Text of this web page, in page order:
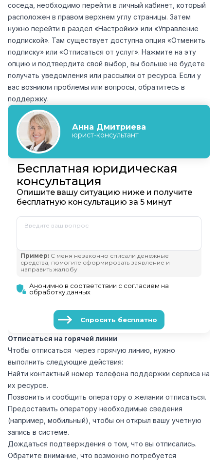
соседа, необходимо перейти в личный кабинет, который
расположен в правом верхнем углу страницы. Затем
нужно перейти в раздел «Настройки» или «Управление
подпиской». Там существует доступна опция «Отменить
подписку» или «Отписаться от услуг». Нажмите на эту
опцию и подтвердите свой выбор, вы больше не будете
получать уведомления или рассылки от ресурса. Если у
вас возникли проблемы или вопросы, обратитесь в
поддержку.
Отписаться на горячей линии
Чтобы отписаться через горячую линию, нужно
выполнить следующие действия:
Найти контактный номер телефона поддержки сервиса на
их ресурсе.
Позвонить и сообщить оператору о желании отписаться.
Предоставить оператору необходимые сведения
(например, мобильный), чтобы он открыл вашу учетную
запись в системе.
Дождаться подтверждения о том, что вы отписались.
Обратите внимание, что возможно потребуется